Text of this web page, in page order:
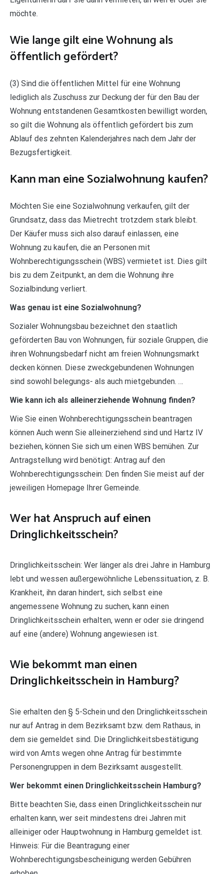
möchte.
Wie lange gilt eine Wohnung als
öffentlich gefördert?
(3) Sind die öffentlichen Mittel für eine Wohnung
lediglich als Zuschuss zur Deckung der für den Bau der
Wohnung entstandenen Gesamtkosten bewilligt worden,
so gilt die Wohnung als öffentlich gefördert bis zum
Ablauf des zehnten Kalenderjahres nach dem Jahr der
Bezugsfertigkeit.
Kann man eine Sozialwohnung kaufen?
Möchten Sie eine Sozialwohnung verkaufen, gilt der
Grundsatz, dass das Mietrecht trotzdem stark bleibt.
Der Käufer muss sich also darauf einlassen, eine
Wohnung zu kaufen, die an Personen mit
Wohnberechtigungsschein (WBS) vermietet ist. Dies gilt
bis zu dem Zeitpunkt, an dem die Wohnung ihre
Sozialbindung verliert.
Was genau ist eine Sozialwohnung?
Sozialer Wohnungsbau bezeichnet den staatlich
geförderten Bau von Wohnungen, für soziale Gruppen, die
ihren Wohnungsbedarf nicht am freien Wohnungsmarkt
decken können. Diese zweckgebundenen Wohnungen
sind sowohl belegungs- als auch mietgebunden. …
Wie kann ich als alleinerziehende Wohnung finden?
Wie Sie einen Wohnberechtigungsschein beantragen
können Auch wenn Sie alleinerziehend sind und Hartz IV
beziehen, können Sie sich um einen WBS bemühen. Zur
Antragstellung wird benötigt: Antrag auf den
Wohnberechtigungsschein: Den finden Sie meist auf der
jeweiligen Homepage Ihrer Gemeinde.
Wer hat Anspruch auf einen
Dringlichkeitsschein?
Dringlichkeitsschein: Wer länger als drei Jahre in Hamburg
lebt und wessen außergewöhnliche Lebenssituation, z. B.
Krankheit, ihn daran hindert, sich selbst eine
angemessene Wohnung zu suchen, kann einen
Dringlichkeitsschein erhalten, wenn er oder sie dringend
auf eine (andere) Wohnung angewiesen ist.
Wie bekommt man einen
Dringlichkeitsschein in Hamburg?
Sie erhalten den § 5-Schein und den Dringlichkeitsschein
nur auf Antrag in dem Bezirksamt bzw. dem Rathaus, in
dem sie gemeldet sind. Die Dringlichkeitsbestätigung
wird von Amts wegen ohne Antrag für bestimmte
Personengruppen in dem Bezirksamt ausgestellt.
Wer bekommt einen Dringlichkeitsschein Hamburg?
Bitte beachten Sie, dass einen Dringlichkeitsschein nur
erhalten kann, wer seit mindestens drei Jahren mit
alleiniger oder Hauptwohnung in Hamburg gemeldet ist.
Hinweis: Für die Beantragung einer
Wohnberechtigungsbescheinigung werden Gebühren